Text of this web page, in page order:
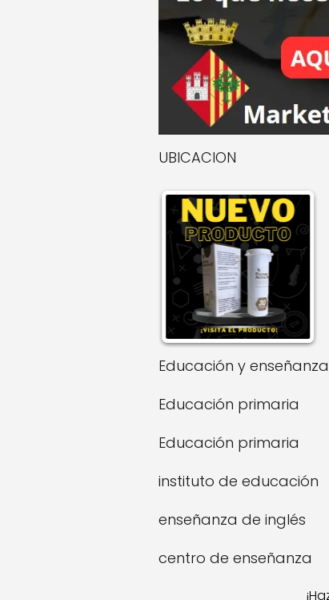
UBICACION
Educación y enseñanza
Educación primaria
Educación primaria
instituto de educación
enseñanza de inglés
centro de enseñanza